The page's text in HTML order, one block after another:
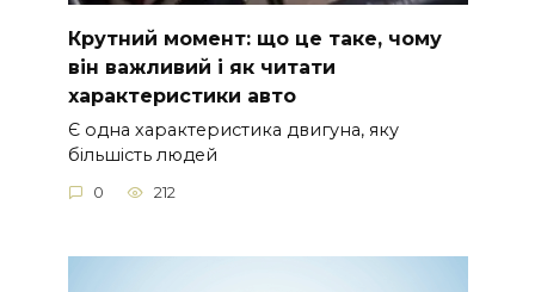
Крутний момент: що це таке, чому
він важливий і як читати
характеристики авто
Є одна характеристика двигуна, яку
більшість людей
0 212